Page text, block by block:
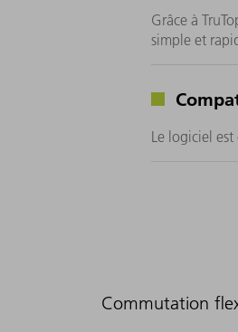
Grâce à
simple et
Le logiciel est
Commutation